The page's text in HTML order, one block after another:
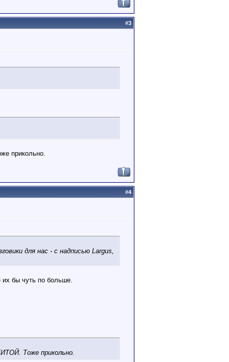
#3
прикольно.
#4
для нас - с надписью Largus,
их бы чуть по больше.
Тоже прикольно.